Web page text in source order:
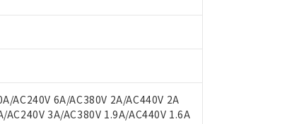
AC240V 6A/AC380V 2A/AC440V 2A
3A/AC380V 1.9A/AC440V 1.6A
扱商品の当社在庫状況および標準価格(税抜)を提供させていた
、本サービスの対象外となる商品もあることをご了承くださ
客様のお取引先、またはお客様担当のオムロン制御機器販売
1000ppm以下、フタル酸ブチルベンジル（BBP） 1000ppm以下、フタル酸ジ
(DIBP) 1000ppm以下
る適用除外項目は除く。
る意図的な使用がないことを確認しています。
の基準値を超えていることを示します。
ミウム) : 100ppm、
国為替および外国貿易法に定める商品（以下｢規制貨物等」と
ル、化学兵器、生物兵器またはその他武器並びにこれらの製